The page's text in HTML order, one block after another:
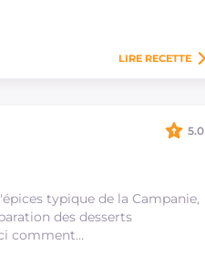
LIRE RECETTE
typique de la Campanie,
des desserts
comment…
5.0